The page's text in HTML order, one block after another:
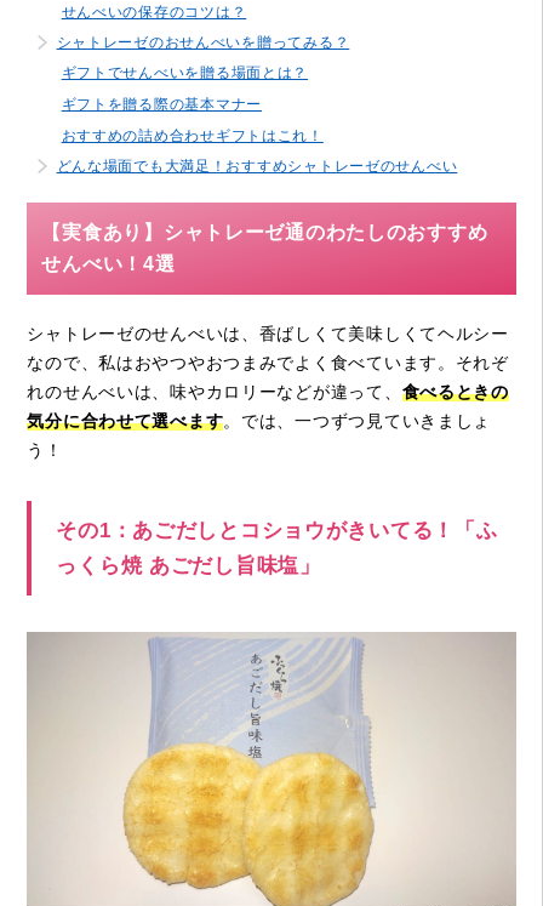
せんべいの保存のコツは？
シャトレーゼのおせんべいを贈ってみる？
ギフトでせんべいを贈る場面とは？
ギフトを贈る際の基本マナー
おすすめの詰め合わせギフトはこれ！
どんな場面でも大満足！おすすめシャトレーゼのせんべい
【実食あり】シャトレーゼ通のわたしのおすすめ
せんべい！4選
シャトレーゼのせんべいは、香ばしくて美味しくてヘルシー
なので、私はおやつやおつまみでよく食べています。それぞ
れのせんべいは、味やカロリーなどが違って、 食べるときの
気分に合わせて選べます。では、一つずつ見ていきましょ
う！
その1：あごだしとコショウがきいてる！「ふ
っくら焼 あごだし旨味塩」